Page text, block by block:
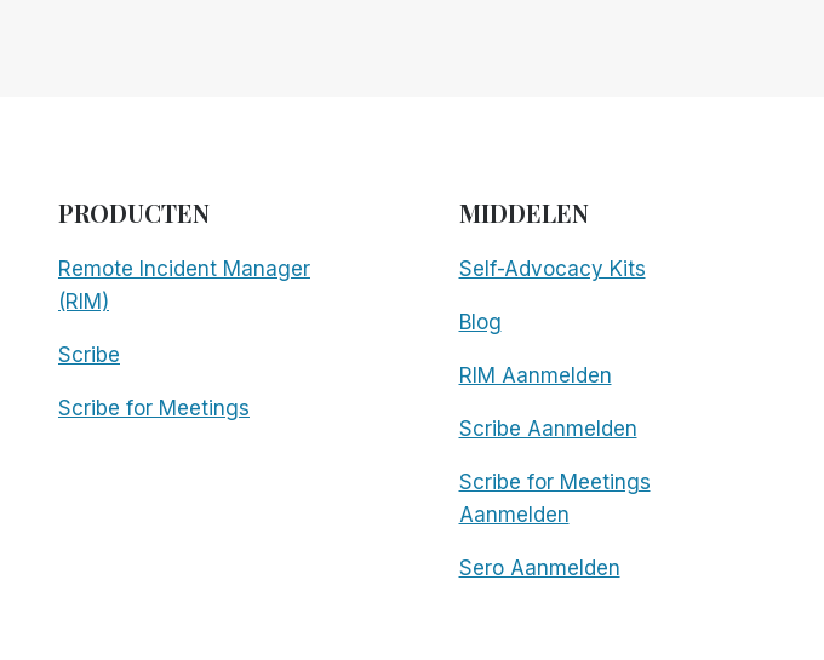
PRODUCTEN
Remote Incident Manager
(RIM)
Scribe
Scribe for Meetings
MIDDELEN
Self-Advocacy Kits
Blog
RIM Aanmelden
Scribe Aanmelden
Scribe for Meetings
Aanmelden
Sero Aanmelden